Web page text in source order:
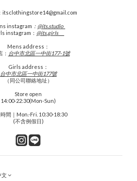
itsclothingstore14@gmail.com
instagram ： @its.studio_
instagram： @its.girls___
Mens address：
： 台中市北區一中街177-1號
Girls address：
台中市北區一中街177號
（同公司聯絡地址）
Store open
14:00-22:30(Mon-Sun)
間｜Mon.-Fri. 10:30-18:30
(不含例假日)
文